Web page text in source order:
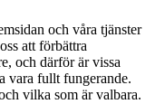
och våra tjänster
att förbättra
och därför är vissa
vara fullt fungerande.
vilka som är valbara.